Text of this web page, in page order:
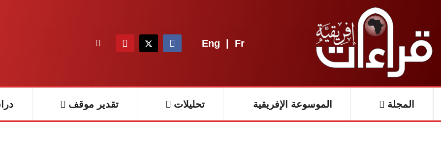
Eng | Fr
المجلة الموسوعة الإفريقية تحليلات تقدير موقف